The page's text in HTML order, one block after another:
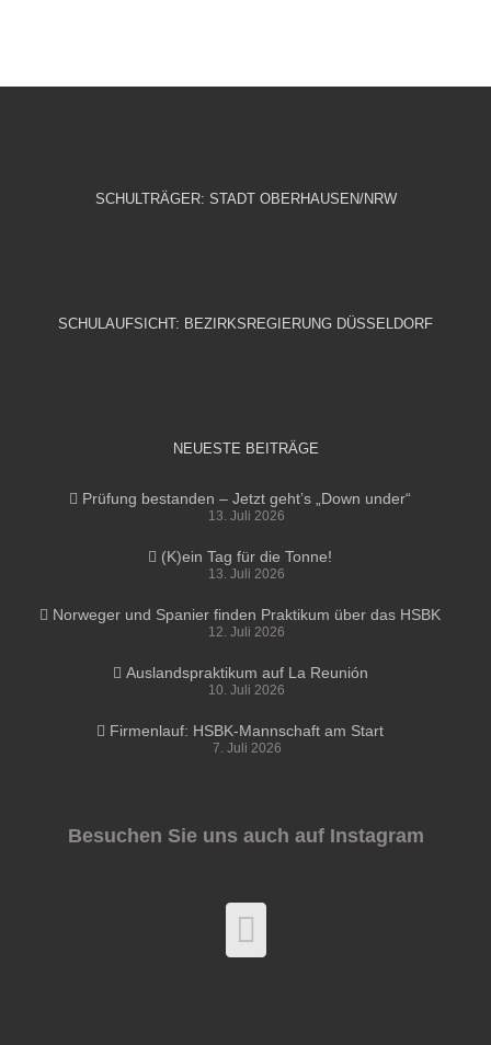
SCHULTRÄGER: STADT OBERHAUSEN/NRW
SCHULAUFSICHT: BEZIRKSREGIERUNG DÜSSELDORF
NEUESTE BEITRÄGE
Prüfung bestanden – Jetzt geht’s „Down under“
13. Juli 2026
(K)ein Tag für die Tonne!
13. Juli 2026
Norweger und Spanier finden Praktikum über das HSBK
12. Juli 2026
Auslandspraktikum auf La Reunión
10. Juli 2026
Firmenlauf: HSBK-Mannschaft am Start
7. Juli 2026
Besuchen Sie uns auch auf Instagram